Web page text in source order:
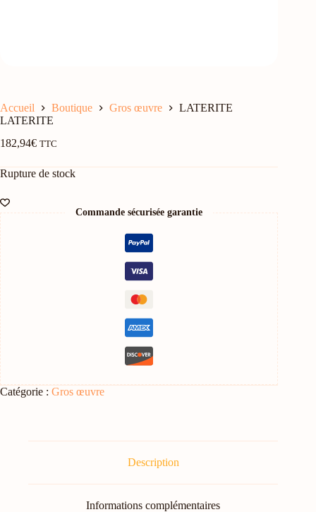
Accueil Boutique Gros œuvre
LATERITE
LATERITE
182,94€ TTC
Rupture de stock
Commande sécurisée garantie
Catégorie : Gros œuvre
Description
Informations complémentaires